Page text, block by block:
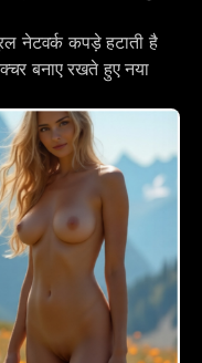
नेटवर्क कपड़े हटाती है
बनाए रखते हुए नया